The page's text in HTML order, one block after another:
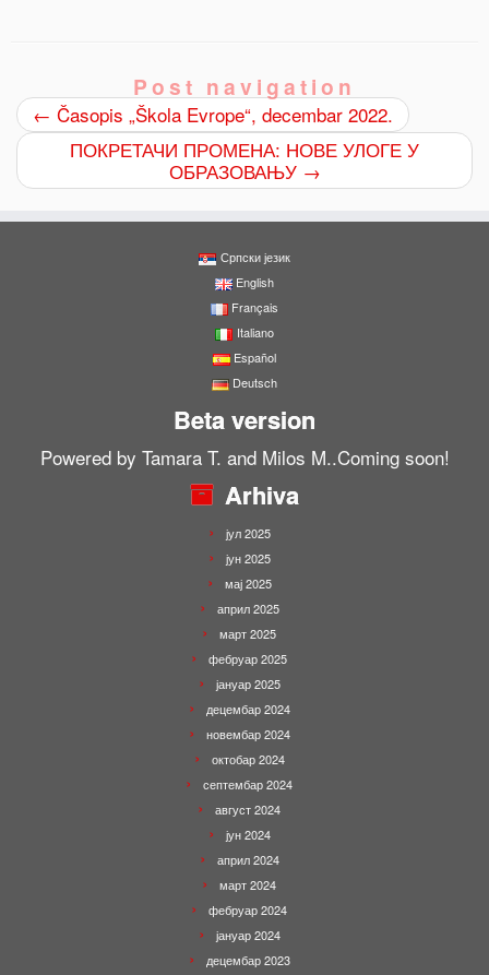
Post navigation
← Časopis „Škola Evrope“, decembar 2022.
ПОКРЕТАЧИ ПРОМЕНА: НОВЕ УЛОГЕ У
ОБРАЗОВАЊУ →
Српски језик
English
Français
Italiano
Español
Deutsch
Beta version
Powered by Tamara T. and Milos M..Coming soon!
Arhiva
јул 2025
јун 2025
мај 2025
април 2025
март 2025
фебруар 2025
јануар 2025
децембар 2024
новембар 2024
октобар 2024
септембар 2024
август 2024
јун 2024
април 2024
март 2024
фебруар 2024
јануар 2024
децембар 2023